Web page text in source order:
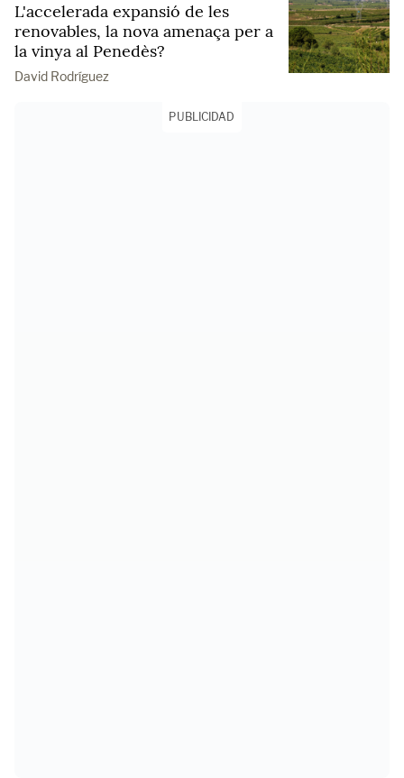
L'accelerada expansió de les
renovables, la nova amenaça per a
la vinya al Penedès?
David Rodríguez
PUBLICIDAD